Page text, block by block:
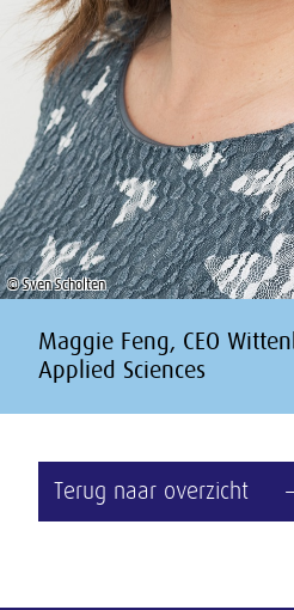
© Sven Scholten
Maggie Feng, CEO
Applied Sciences
Terug naar overzicht